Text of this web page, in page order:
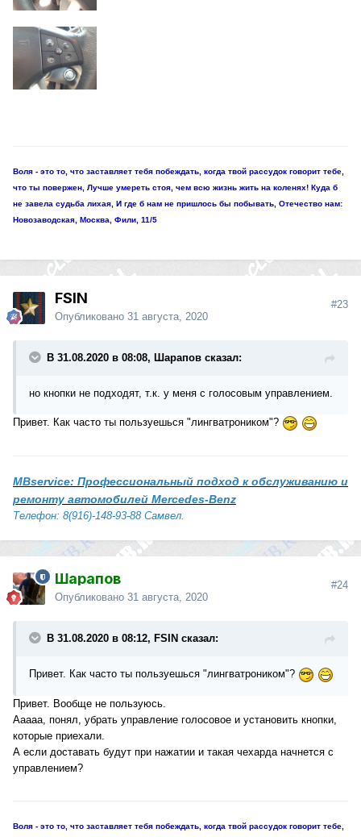
Воля - это то, что заставляет тебя побеждать, когда твой рассудок говорит тебе,
что ты повержен, Лучше умереть стоя, чем всю жизнь жить на коленях! Куда б
не завела судьба лихая, И где б нам не пришлось бы побывать, Отечество нам:
Новозаводская, Москва, Фили, 11/5
FSIN
Опубликовано 31 августа, 2020
#23
В 31.08.2020 в 08:08, Шарапов сказал:
но кнопки не подходят, т.к. у меня с голосовым управлением.
Привет. Как часто ты пользуешься "лингватроником"?
MBservice: Профессиональный подход к обслуживанию и
ремонту автомобилей Mercedes-Benz
Телефон: 8(916)-148-93-88 Самвел.
Шарапов
Опубликовано 31 августа, 2020
#24
В 31.08.2020 в 08:12, FSIN сказал:
Привет. Как часто ты пользуешься "лингватроником"?
Привет. Вообще не пользуюсь.
Ааааа, понял, убрать управление голосовое и установить кнопки,
которые приехали.
А если доставать будут при нажатии и такая чехарда начнется с
управлением?
Воля - это то, что заставляет тебя побеждать, когда твой рассудок говорит тебе,